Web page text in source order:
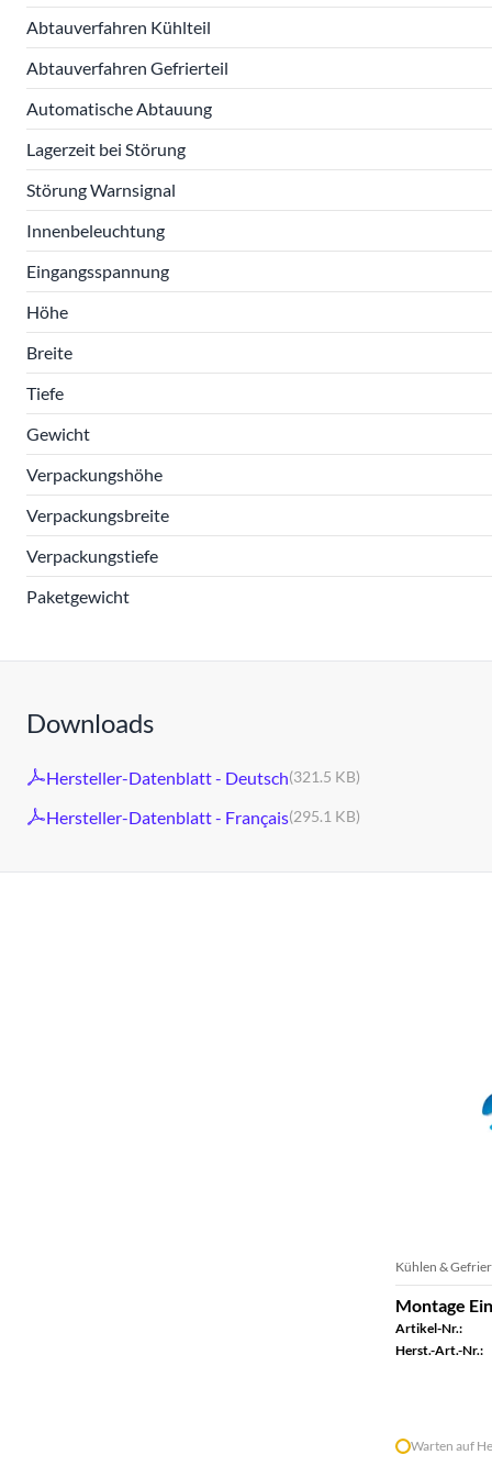
Abtauverfahren Kühlteil
Abtauverfahren Gefrierteil
Automatische Abtauung
Lagerzeit bei Störung
Störung Warnsignal
Innenbeleuchtung
Eingangsspannung
Höhe
Breite
Tiefe
Gewicht
Verpackungshöhe
Verpackungsbreite
Verpackungstiefe
Paketgewicht
Downloads
Hersteller-Datenblatt - Deutsch(321.5 KB)
Hersteller-Datenblatt - Français(295.1 KB)
Kühlen &
Montage
Artikel-Nr.:
Herst.-Art.-Nr.:
Warten auf